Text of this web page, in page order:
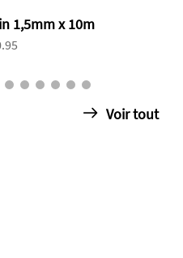
1,5mm x 10m
Voir tout